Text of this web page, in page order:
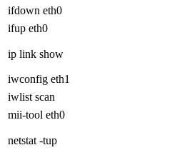
ifdown eth0
ifup eth0
ip link show
iwconfig eth1
iwlist scan
mii-tool eth0
netstat -tup